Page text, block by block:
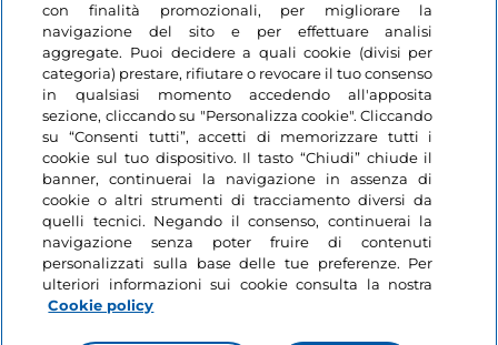
con finalità promozionali, per migliorare la
navigazione del sito e per effettuare analisi
aggregate. Puoi decidere a quali cookie (divisi per
categoria) prestare, rifiutare o revocare il tuo consenso
in qualsiasi momento accedendo all'apposita
sezione, cliccando su "Personalizza cookie". Cliccando
su “Consenti tutti”, accetti di memorizzare tutti i
cookie sul tuo dispositivo. Il tasto “Chiudi” chiude il
banner, continuerai la navigazione in assenza di
cookie o altri strumenti di tracciamento diversi da
quelli tecnici. Negando il consenso, continuerai la
navigazione senza poter fruire di contenuti
personalizzati sulla base delle tue preferenze. Per
ulteriori informazioni sui cookie consulta la nostra
Cookie policy